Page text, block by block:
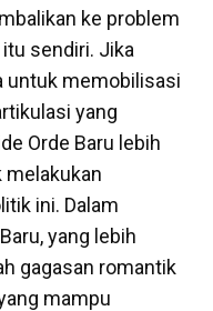
ke problem
sendiri. Jika
untuk memobilisasi
yang
Orde Baru lebih
melakukan
ini. Dalam
yang lebih
gagasan romantik
mampu